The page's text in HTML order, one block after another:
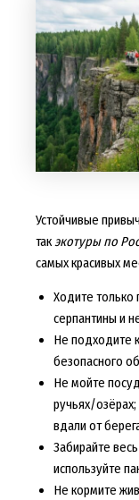
Устойчивые
такэкотуры по
самых красивых
Ходите только
серпантины и
Не подходите
безопасного
Не мойте
ручьях/
вдали от
Забирайте
используйте
Не кормите